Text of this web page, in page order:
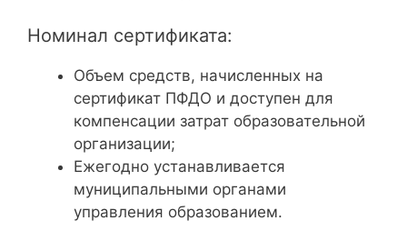
Номинал сертификата:
Объем средств, начисленных на
сертификат ПФДО и доступен для
компенсации затрат образовательной
организации;
Ежегодно устанавливается
муниципальными органами
управления образованием.